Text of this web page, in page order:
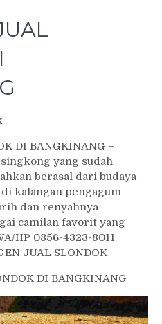
DI BANGKINANG –
yang sudah
berasal dari budaya
kalangan pengagum
dan renyahnya
camilan favorit yang
HP 0856-4323-8011
JUAL SLONDOK
DI BANGKINANG